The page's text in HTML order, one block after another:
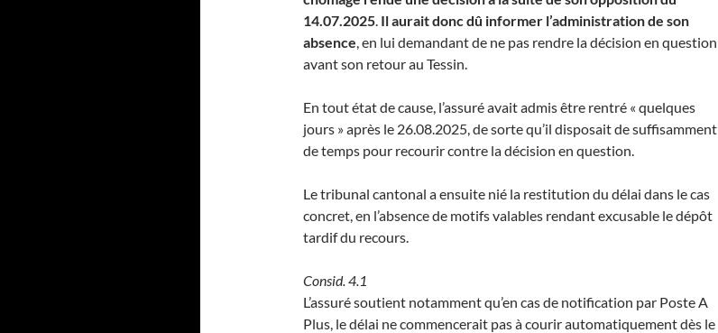
14.07.2025 Il aurait donc dû informer l’administration de son
absence , en lui demandant de ne pas rendre la décision en question
avant son retour au Tessin.
En tout état de cause, l’assuré avait admis être rentré « quelques
jours » après le 26.08.2025, de sorte qu’il disposait de suffisamment
de temps pour recourir contre la décision en question.
Le tribunal cantonal a ensuite nié la restitution du délai dans le cas
concret, en l’absence de motifs valables rendant excusable le dépôt
tardif du recours.
Consid. 4.1
L’assuré soutient notamment qu’en cas de notification par Poste A
Plus, le délai ne commencerait pas à courir automatiquement dès le